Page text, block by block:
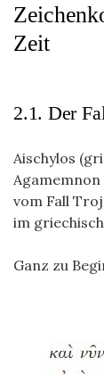
Zeit
2.1. Der
Aischylos
vom Fall
im
Ganz zu